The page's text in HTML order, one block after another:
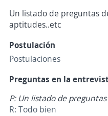
Un listado de preguntas
aptitudes..etc
Postulación
Postulaciones
Preguntas en la
P: Un listado de preguntas
R: Todo bien